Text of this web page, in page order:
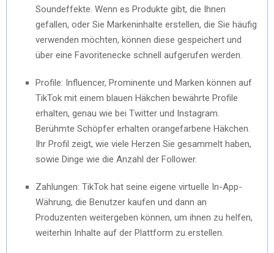
Soundeffekte. Wenn es Produkte gibt, die Ihnen
gefallen, oder Sie Markeninhalte erstellen, die Sie häufig
verwenden möchten, können diese gespeichert und
über eine Favoritenecke schnell aufgerufen werden.
Profile: Influencer, Prominente und Marken können auf
TikTok mit einem blauen Häkchen bewährte Profile
erhalten, genau wie bei Twitter und Instagram.
Berühmte Schöpfer erhalten orangefarbene Häkchen.
Ihr Profil zeigt, wie viele Herzen Sie gesammelt haben,
sowie Dinge wie die Anzahl der Follower.
Zahlungen: TikTok hat seine eigene virtuelle In-App-
Währung, die Benutzer kaufen und dann an
Produzenten weitergeben können, um ihnen zu helfen,
weiterhin Inhalte auf der Plattform zu erstellen.